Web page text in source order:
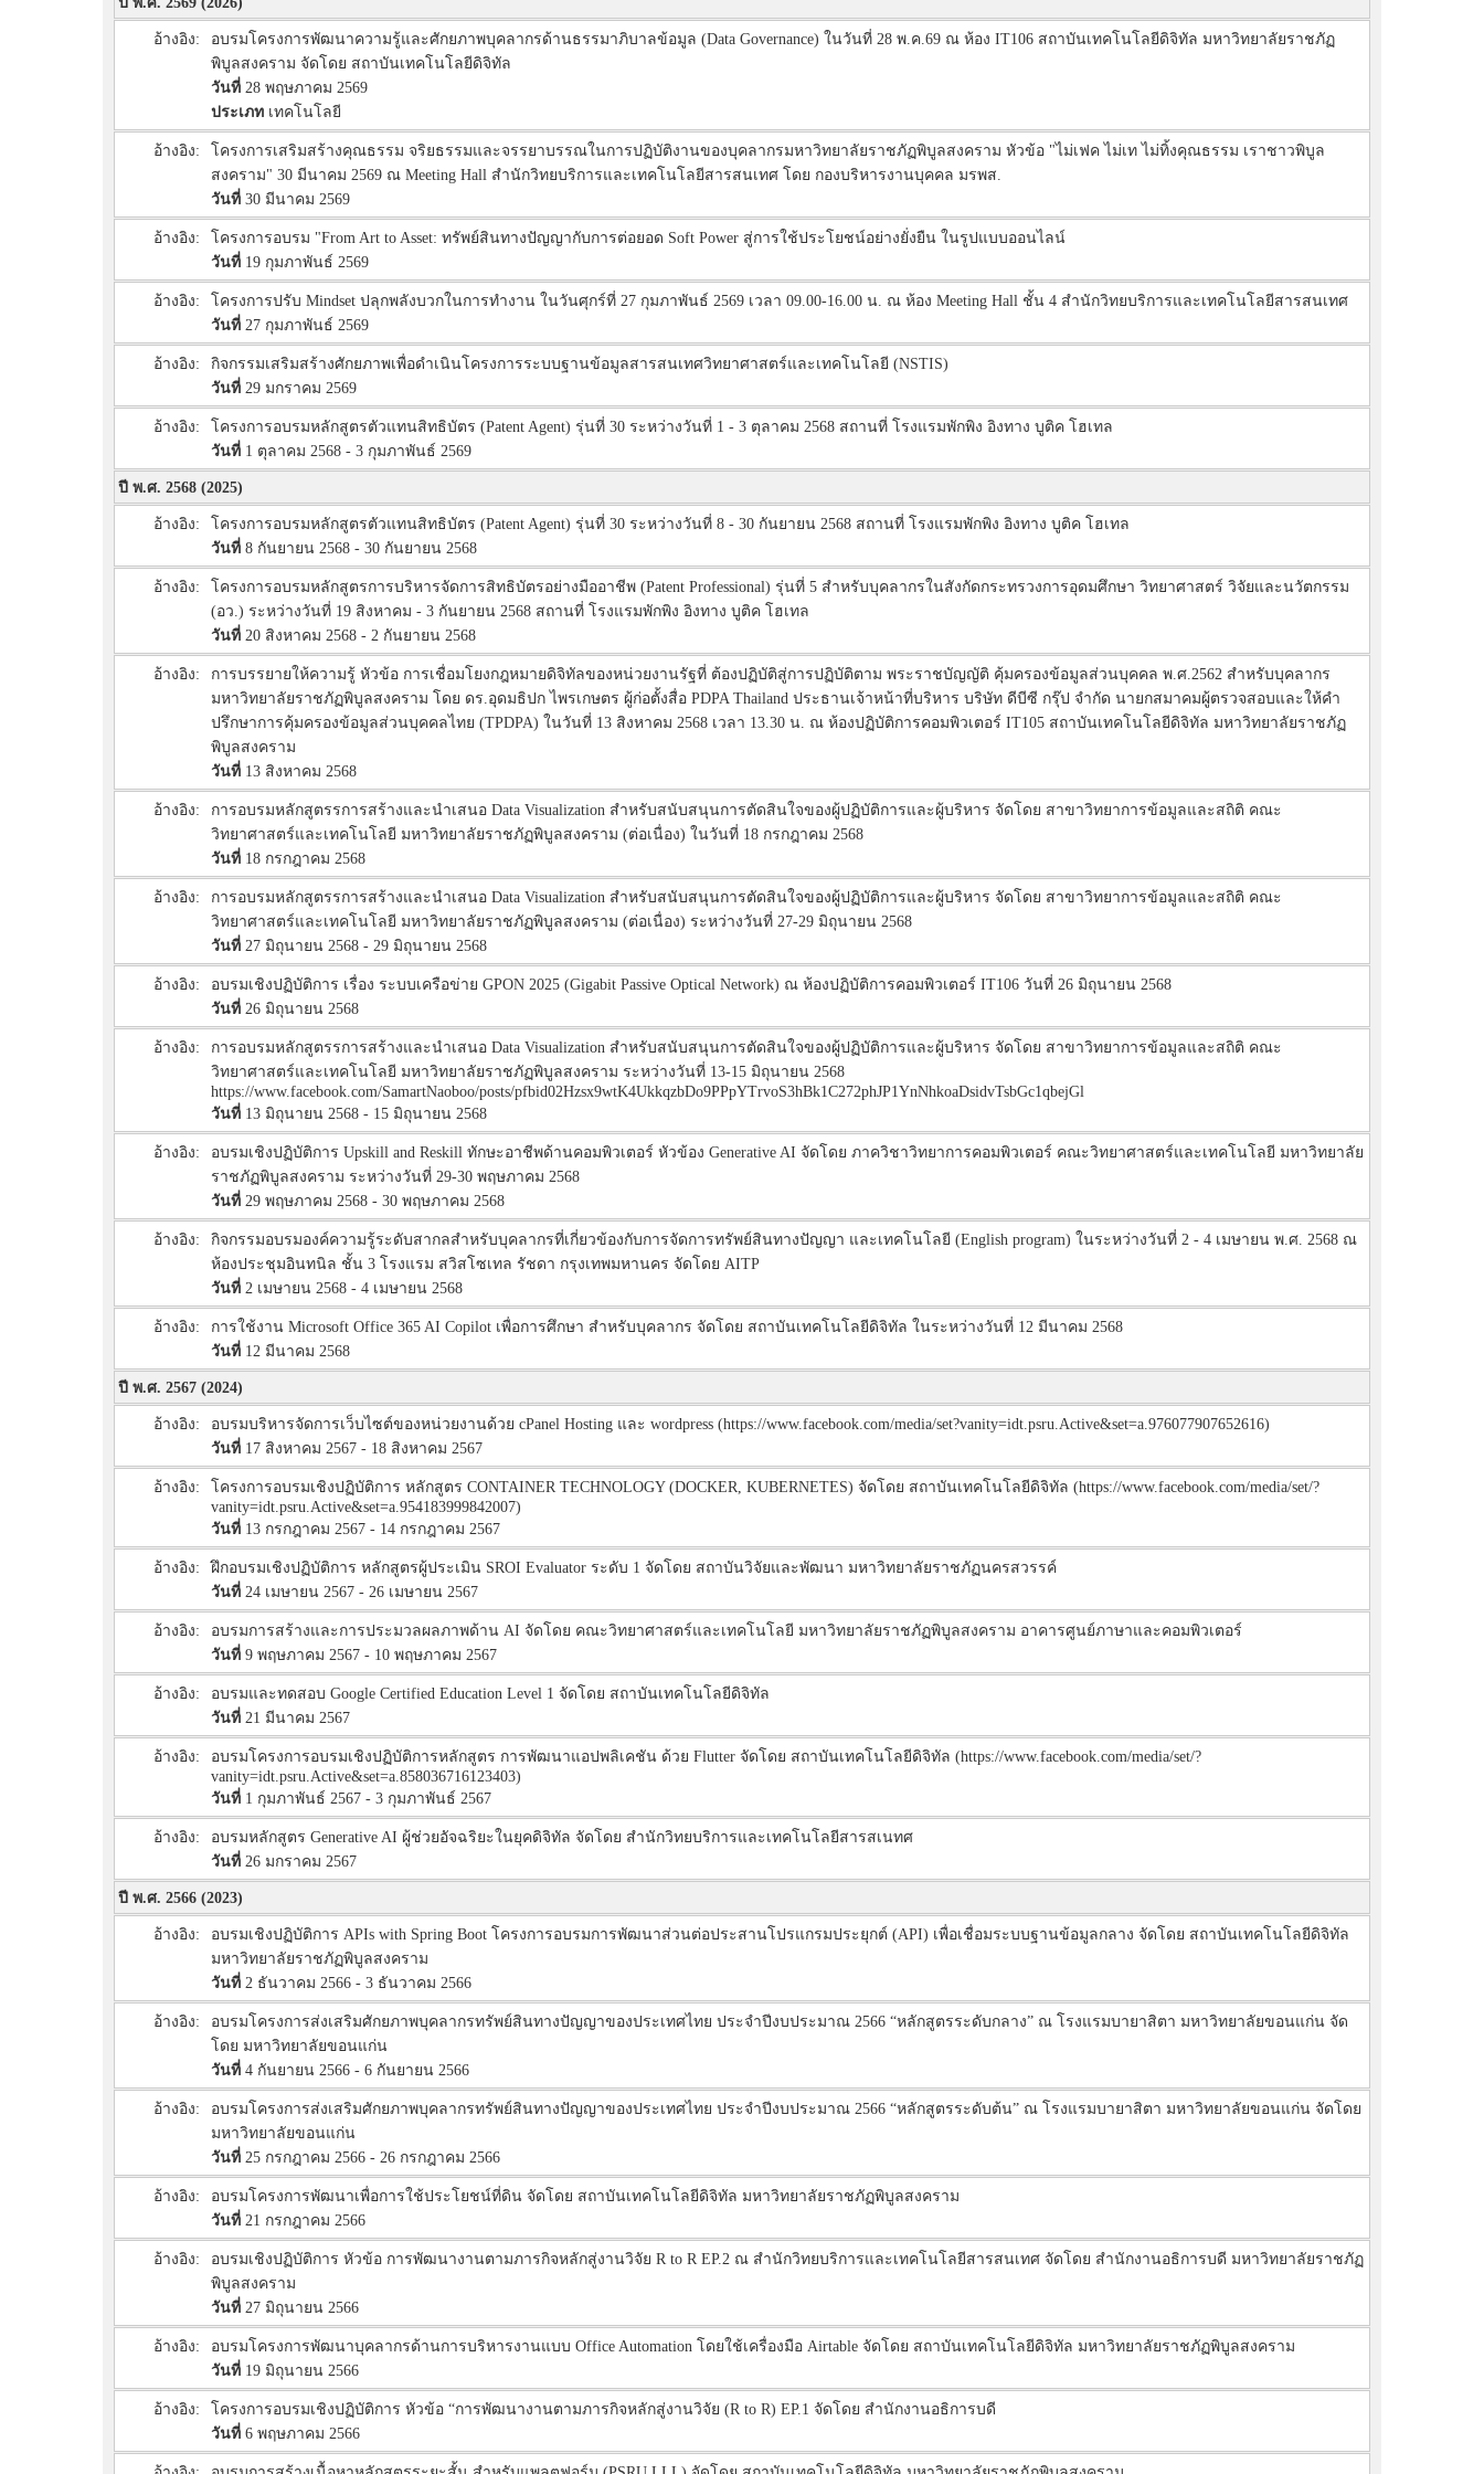
อ้างอิง:
อบรมโครงการพัฒนาความรู้และศักยภาพบุคลากรด้านธรรมาภิบาลข้อมูล (Data Governance) ในวันที่ 28 พ.ค.69 ณ ห้อง IT106 สถาบันเทคโนโลยีดิจิทัล มหาวิทยาลัยราชภัฏ
พิบูลสงคราม จัดโดย สถาบันเทคโนโลยีดิจิทัล
วันที่ 28 พฤษภาคม 2569
ประเภท เทคโนโลยี
อ้างอิง:
โครงการเสริมสร้างคุณธรรม จริยธรรมและจรรยาบรรณในการปฏิบัติงานของบุคลากรมหาวิทยาลัยราชภัฏพิบูลสงคราม หัวข้อ "ไม่เฟค ไม่เท ไม่ทิ้งคุณธรรม เราชาวพิบูล
สงคราม" 30 มีนาคม 2569 ณ Meeting Hall สำนักวิทยบริการและเทคโนโลยีสารสนเทศ โดย กองบริหารงานบุคคล มรพส.
วันที่ 30 มีนาคม 2569
อ้างอิง:
โครงการอบรม "From Art to Asset: ทรัพย์สินทางปัญญากับการต่อยอด Soft Power สู่การใช้ประโยชน์อย่างยั่งยืน ในรูปแบบออนไลน์
วันที่ 19 กุมภาพันธ์ 2569
อ้างอิง:
โครงการปรับ Mindset ปลุกพลังบวกในการทำงาน ในวันศุกร์ที่ 27 กุมภาพันธ์ 2569 เวลา 09.00-16.00 น. ณ ห้อง Meeting Hall ชั้น 4 สำนักวิทยบริการและเทคโนโลยีสารสนเทศ
วันที่ 27 กุมภาพันธ์ 2569
อ้างอิง:
กิจกรรมเสริมสร้างศักยภาพเพื่อดำเนินโครงการระบบฐานข้อมูลสารสนเทศวิทยาศาสตร์และเทคโนโลยี (NSTIS)
วันที่ 29 มกราคม 2569
อ้างอิง:
โครงการอบรมหลักสูตรตัวแทนสิทธิบัตร (Patent Agent) รุ่นที่ 30 ระหว่างวันที่ 1 - 3 ตุลาคม 2568 สถานที่ โรงแรมพักพิง อิงทาง บูติค โฮเทล
วันที่ 1 ตุลาคม 2568 - 3 กุมภาพันธ์ 2569
ปี พ.ศ. 2568 (2025)
อ้างอิง:
โครงการอบรมหลักสูตรตัวแทนสิทธิบัตร (Patent Agent) รุ่นที่ 30 ระหว่างวันที่ 8 - 30 กันยายน 2568 สถานที่ โรงแรมพักพิง อิงทาง บูติค โฮเทล
วันที่ 8 กันยายน 2568 - 30 กันยายน 2568
อ้างอิง:
โครงการอบรมหลักสูตรการบริหารจัดการสิทธิบัตรอย่างมืออาชีพ (Patent Professional) รุ่นที่ 5 สำหรับบุคลากรในสังกัดกระทรวงการอุดมศึกษา วิทยาศาสตร์ วิจัยและนวัตกรรม
(อว.) ระหว่างวันที่ 19 สิงหาคม - 3 กันยายน 2568 สถานที่ โรงแรมพักพิง อิงทาง บูติค โฮเทล
วันที่ 20 สิงหาคม 2568 - 2 กันยายน 2568
อ้างอิง:
การบรรยายให้ความรู้ หัวข้อ การเชื่อมโยงกฎหมายดิจิทัลของหน่วยงานรัฐที่ ต้องปฏิบัติสู่การปฏิบัติตาม พระราชบัญญัติ คุ้มครองข้อมูลส่วนบุคคล พ.ศ.2562 สำหรับบุคลากร
มหาวิทยาลัยราชภัฏพิบูลสงคราม โดย ดร.อุดมธิปก ไพรเกษตร ผู้ก่อตั้งสื่อ PDPA Thailand ประธานเจ้าหน้าที่บริหาร บริษัท ดีบีซี กรุ๊ป จำกัด นายกสมาคมผู้ตรวจสอบและให้คำ
ปรึกษาการคุ้มครองข้อมูลส่วนบุคคลไทย (TPDPA) ในวันที่ 13 สิงหาคม 2568 เวลา 13.30 น. ณ ห้องปฏิบัติการคอมพิวเตอร์ IT105 สถาบันเทคโนโลยีดิจิทัล มหาวิทยาลัยราชภัฏ
พิบูลสงคราม
วันที่ 13 สิงหาคม 2568
อ้างอิง:
การอบรมหลักสูตรรการสร้างและนำเสนอ Data Visualization สำหรับสนับสนุนการตัดสินใจของผู้ปฏิบัติการและผู้บริหาร จัดโดย สาขาวิทยาการข้อมูลและสถิติ คณะ
วิทยาศาสตร์และเทคโนโลยี มหาวิทยาลัยราชภัฏพิบูลสงคราม (ต่อเนื่อง) ในวันที่ 18 กรกฎาคม 2568
วันที่ 18 กรกฎาคม 2568
อ้างอิง:
การอบรมหลักสูตรรการสร้างและนำเสนอ Data Visualization สำหรับสนับสนุนการตัดสินใจของผู้ปฏิบัติการและผู้บริหาร จัดโดย สาขาวิทยาการข้อมูลและสถิติ คณะ
วิทยาศาสตร์และเทคโนโลยี มหาวิทยาลัยราชภัฏพิบูลสงคราม (ต่อเนื่อง) ระหว่างวันที่ 27-29 มิถุนายน 2568
วันที่ 27 มิถุนายน 2568 - 29 มิถุนายน 2568
อ้างอิง:
อบรมเชิงปฏิบัติการ เรื่อง ระบบเครือข่าย GPON 2025 (Gigabit Passive Optical Network) ณ ห้องปฏิบัติการคอมพิวเตอร์ IT106 วันที่ 26 มิถุนายน 2568
วันที่ 26 มิถุนายน 2568
อ้างอิง:
การอบรมหลักสูตรรการสร้างและนำเสนอ Data Visualization สำหรับสนับสนุนการตัดสินใจของผู้ปฏิบัติการและผู้บริหาร จัดโดย สาขาวิทยาการข้อมูลและสถิติ คณะ
วิทยาศาสตร์และเทคโนโลยี มหาวิทยาลัยราชภัฏพิบูลสงคราม ระหว่างวันที่ 13-15 มิถุนายน 2568
https://www.facebook.com/SamartNaoboo/posts/pfbid02Hzsx9wtK4UkkqzbDo9PPpYTrvoS3hBk1C272phJP1YnNhkoaDsidvTsbGc1qbejGl
วันที่ 13 มิถุนายน 2568 - 15 มิถุนายน 2568
อ้างอิง:
อบรมเชิงปฏิบัติการ Upskill and Reskill ทักษะอาชีพด้านคอมพิวเตอร์ หัวข้อง Generative AI จัดโดย ภาควิชาวิทยาการคอมพิวเตอร์ คณะวิทยาศาสตร์และเทคโนโลยี มหาวิทยาลัย
ราชภัฏพิบูลสงคราม ระหว่างวันที่ 29-30 พฤษภาคม 2568
วันที่ 29 พฤษภาคม 2568 - 30 พฤษภาคม 2568
อ้างอิง:
กิจกรรมอบรมองค์ความรู้ระดับสากลสำหรับบุคลากรที่เกี่ยวข้องกับการจัดการทรัพย์สินทางปัญญา และเทคโนโลยี (English program) ในระหว่างวันที่ 2 - 4 เมษายน พ.ศ. 2568 ณ
ห้องประชุมอินทนิล ชั้น 3 โรงแรม สวิสโซเทล รัชดา กรุงเทพมหานคร จัดโดย AITP
วันที่ 2 เมษายน 2568 - 4 เมษายน 2568
อ้างอิง:
การใช้งาน Microsoft Office 365 AI Copilot เพื่อการศึกษา สำหรับบุคลากร จัดโดย สถาบันเทคโนโลยีดิจิทัล ในระหว่างวันที่ 12 มีนาคม 2568
วันที่ 12 มีนาคม 2568
ปี พ.ศ. 2567 (2024)
อ้างอิง:
อบรมบริหารจัดการเว็บไซต์ของหน่วยงานด้วย cPanel Hosting และ wordpress (https://www.facebook.com/media/set?vanity=idt.psru.Active&set=a.976077907652616)
วันที่ 17 สิงหาคม 2567 - 18 สิงหาคม 2567
อ้างอิง:
โครงการอบรมเชิงปฏิบัติการ หลักสูตร CONTAINER TECHNOLOGY (DOCKER, KUBERNETES) จัดโดย สถาบันเทคโนโลยีดิจิทัล (https://www.facebook.com/media/set/?
vanity=idt.psru.Active&set=a.954183999842007)
วันที่ 13 กรกฎาคม 2567 - 14 กรกฎาคม 2567
อ้างอิง:
ฝึกอบรมเชิงปฏิบัติการ หลักสูตรผู้ประเมิน SROI Evaluator ระดับ 1 จัดโดย สถาบันวิจัยและพัฒนา มหาวิทยาลัยราชภัฏนครสวรรค์
วันที่ 24 เมษายน 2567 - 26 เมษายน 2567
อ้างอิง:
อบรมการสร้างและการประมวลผลภาพด้าน AI จัดโดย คณะวิทยาศาสตร์และเทคโนโลยี มหาวิทยาลัยราชภัฏพิบูลสงคราม อาคารศูนย์ภาษาและคอมพิวเตอร์
วันที่ 9 พฤษภาคม 2567 - 10 พฤษภาคม 2567
อ้างอิง:
อบรมและทดสอบ Google Certified Education Level 1 จัดโดย สถาบันเทคโนโลยีดิจิทัล
วันที่ 21 มีนาคม 2567
อ้างอิง:
อบรมโครงการอบรมเชิงปฏิบัติการหลักสูตร การพัฒนาแอปพลิเคชัน ด้วย Flutter จัดโดย สถาบันเทคโนโลยีดิจิทัล (https://www.facebook.com/media/set/?
vanity=idt.psru.Active&set=a.858036716123403)
วันที่ 1 กุมภาพันธ์ 2567 - 3 กุมภาพันธ์ 2567
อ้างอิง:
อบรมหลักสูตร Generative AI ผู้ช่วยอัจฉริยะในยุคดิจิทัล จัดโดย สำนักวิทยบริการและเทคโนโลยีสารสเนทศ
วันที่ 26 มกราคม 2567
ปี พ.ศ. 2566 (2023)
อ้างอิง:
อบรมเชิงปฏิบัติการ APIs with Spring Boot โครงการอบรมการพัฒนาส่วนต่อประสานโปรแกรมประยุกต์ (API) เพื่อเชื่อมระบบฐานข้อมูลกลาง จัดโดย สถาบันเทคโนโลยีดิจิทัล
มหาวิทยาลัยราชภัฏพิบูลสงคราม
วันที่ 2 ธันวาคม 2566 - 3 ธันวาคม 2566
อ้างอิง:
อบรมโครงการส่งเสริมศักยภาพบุคลากรทรัพย์สินทางปัญญาของประเทศไทย ประจำปีงบประมาณ 2566 “หลักสูตรระดับกลาง” ณ โรงแรมบายาสิตา มหาวิทยาลัยขอนแก่น จัด
โดย มหาวิทยาลัยขอนแก่น
วันที่ 4 กันยายน 2566 - 6 กันยายน 2566
อ้างอิง:
อบรมโครงการส่งเสริมศักยภาพบุคลากรทรัพย์สินทางปัญญาของประเทศไทย ประจำปีงบประมาณ 2566 “หลักสูตรระดับต้น” ณ โรงแรมบายาสิตา มหาวิทยาลัยขอนแก่น จัดโดย
มหาวิทยาลัยขอนแก่น
วันที่ 25 กรกฎาคม 2566 - 26 กรกฎาคม 2566
อ้างอิง:
อบรมโครงการพัฒนาเพื่อการใช้ประโยชน์ที่ดิน จัดโดย สถาบันเทคโนโลยีดิจิทัล มหาวิทยาลัยราชภัฏพิบูลสงคราม
วันที่ 21 กรกฎาคม 2566
อ้างอิง:
อบรมเชิงปฏิบัติการ หัวข้อ การพัฒนางานตามภารกิจหลักสู่งานวิจัย R to R EP.2 ณ สำนักวิทยบริการและเทคโนโลยีสารสนเทศ จัดโดย สำนักงานอธิการบดี มหาวิทยาลัยราชภัฏ
พิบูลสงคราม
วันที่ 27 มิถุนายน 2566
อ้างอิง:
อบรมโครงการพัฒนาบุคลากรด้านการบริหารงานแบบ Office Automation โดยใช้เครื่องมือ Airtable จัดโดย สถาบันเทคโนโลยีดิจิทัล มหาวิทยาลัยราชภัฏพิบูลสงคราม
วันที่ 19 มิถุนายน 2566
อ้างอิง:
โครงการอบรมเชิงปฏิบัติการ หัวข้อ “การพัฒนางานตามภารกิจหลักสู่งานวิจัย (R to R) EP.1 จัดโดย สำนักงานอธิการบดี
วันที่ 6 พฤษภาคม 2566